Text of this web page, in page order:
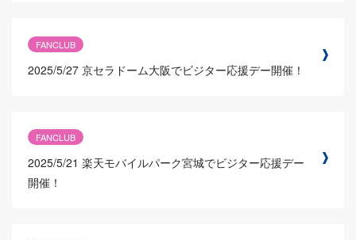
FANCLUB
2025/5/27 京セラドーム大阪でビジター応援デー開催！
FANCLUB
2025/5/21 楽天モバイルパーク宮城でビジター応援デー
開催！